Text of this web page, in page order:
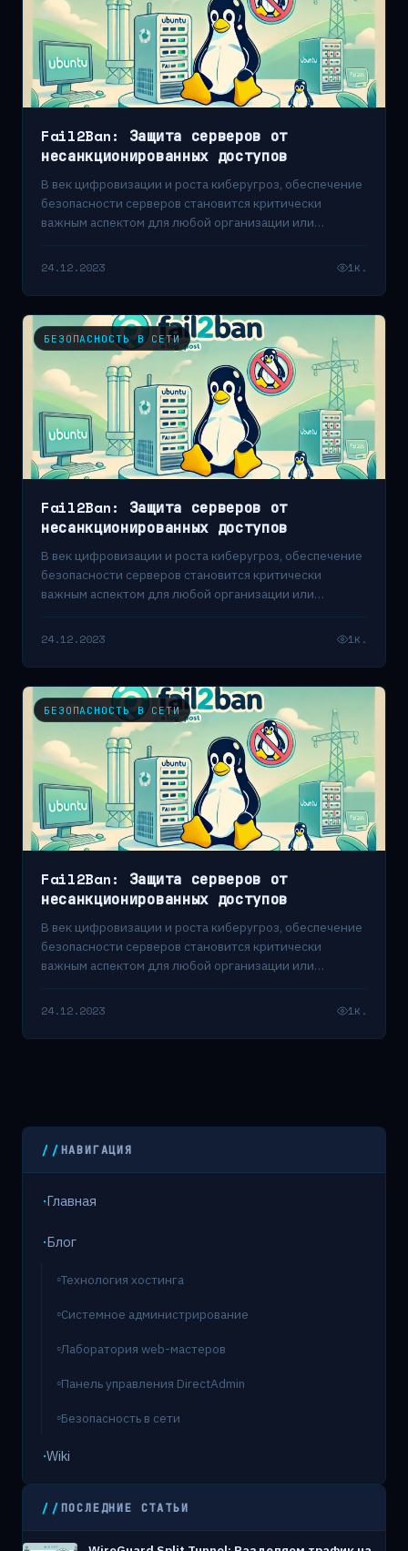
Fail2Ban: Защита серверов от
несанкционированных доступов
В век цифровизации и роста киберугроз, обеспечение
безопасности серверов становится критически
важным аспектом для любой организации или
24.12.2023 1к.
БЕЗОПАСНОСТЬ В СЕТИ
Fail2Ban: Защита серверов от
несанкционированных доступов
В век цифровизации и роста киберугроз, обеспечение
безопасности серверов становится критически
важным аспектом для любой организации или
24.12.2023 1к.
БЕЗОПАСНОСТЬ В СЕТИ
Fail2Ban: Защита серверов от
несанкционированных доступов
В век цифровизации и роста киберугроз, обеспечение
безопасности серверов становится критически
важным аспектом для любой организации или
24.12.2023 1к.
НАВИГАЦИЯ
Главная
Блог
Технология хостинга
Системное администрирование
Лаборатория web-мастеров
Панель управления DirectAdmin
Безопасность в сети
Wiki
ПОСЛЕДНИЕ СТАТЬИ